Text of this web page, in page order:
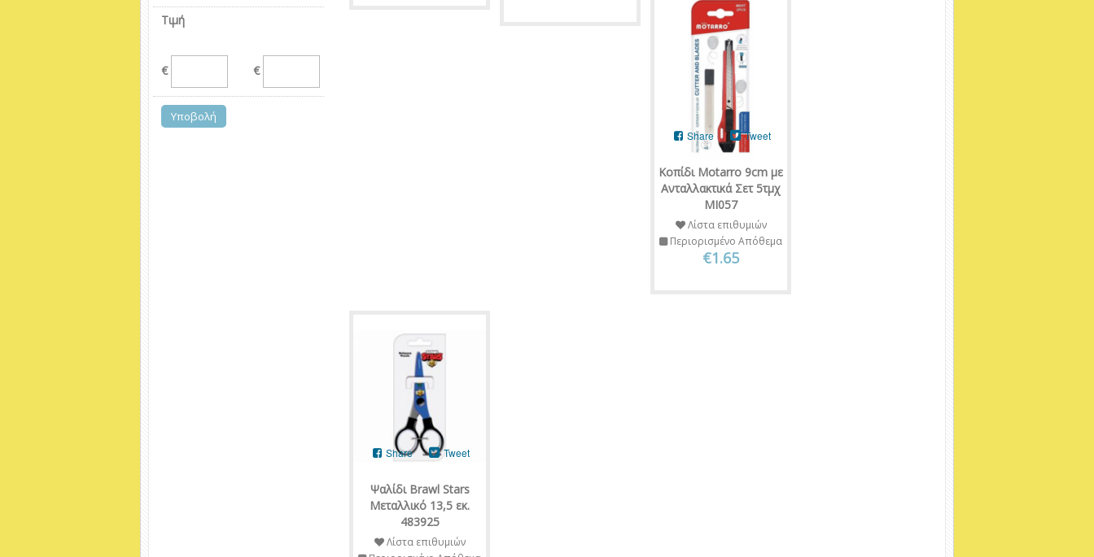
Τιμή
€ €
Κοπίδι Motarro 9cm με
Ανταλλακτικά Σετ 5τμχ
MI057
Share Tweet
Λίστα επιθυμιών
Περιορισμένο Απόθεμα
€1.65
Ψαλίδι Brawl Stars
Μεταλλικό 13,5 εκ.
483925
Share Tweet
Λίστα επιθυμιών